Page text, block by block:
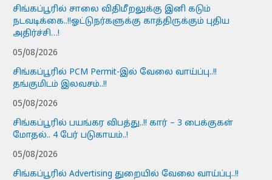
சிங்கப்பூரில் சாலை விதிமீறலுக்கு இனி கடும்
நடவடிக்கை..!!ஓட்டுநர்களுக்கு காத்திருக்கும் புதிய
அதிர்ச்சி…!
05/08/2026
சிங்கப்பூரில் PCM Permit-இல் வேலை வாய்ப்பு..!!
தங்குமிடம் இலவசம்..!!
05/08/2026
சிங்கப்பூரில் பயங்கர விபத்து..!! கார் – 3 பைக்குகள்
மோதல்.. 4 பேர் படுகாயம்..!
05/08/2026
சிங்கப்பூரில் Advertising துறையில் வேலை வாய்ப்பு..!!